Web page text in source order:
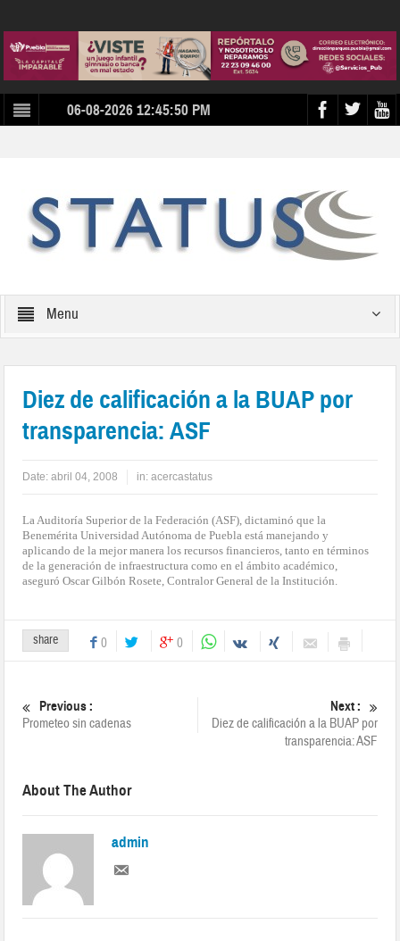
06-08-2026 12:45:50 PM
Menu
Diez de calificación a la BUAP por
transparencia: ASF
Date:abril 04, 2008 in:acercastatus
La Auditoría Superiorde la Federación (ASF), dictaminó que la
Benemérita Universidad Autónoma de Puebla está manejando y
aplicando de la mejor manera los recursos financieros, tanto en términos
de la generación de infraestructura como en el ámbito académico,
aseguró Oscar Gilbón Rosete, Contralor General de la Institución.
share 0 0
Previous :
Prometeo sin cadenas
Next :
Diez de calificación a la BUAP por
transparencia: ASF
About The Author
admin